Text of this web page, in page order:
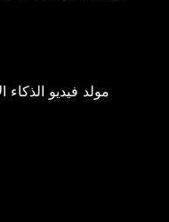
مولد فيديو الذكاء